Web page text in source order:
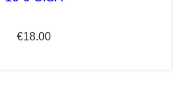
€18.00